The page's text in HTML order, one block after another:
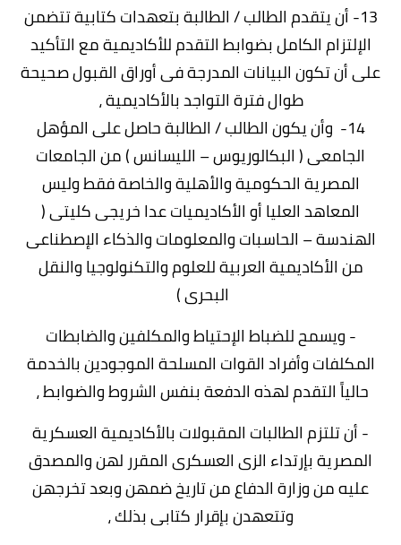
13- أن يتقدم الطالب / الطالبة بتعهدات كتابية تتضمن
الإلتزام الكامل بضوابط التقدم للأكاديمية مع التأكيد
على أن تكون البيانات المدرجة فى أوراق القبول صحيحة
طوال فترة التواجد بالأكاديمية ،
14- وأن يكون الطالب / الطالبة حاصل على المؤهل
الجامعى ( البكالوريوس – الليسانس ) من الجامعات
المصرية الحكومية والأهلية والخاصة فقط وليس
المعاهد العليا أو الأكاديميات عدا خريجى كليتى (
الهندسة – الحاسبات والمعلومات والذكاء الإصطناعى
من الأكاديمية العربية للعلوم والتكنولوجيا والنقل
البحرى )
- ويسمح للضباط الإحتياط والمكلفين والضابطات
المكلفات وأفراد القوات المسلحة الموجودين بالخدمة
حالياً التقدم لهذه الدفعة بنفس الشروط والضوابط ،
- أن تلتزم الطالبات المقبولات بالأكاديمية العسكرية
المصرية بإرتداء الزى العسكرى المقرر لهن والمصدق
عليه من وزارة الدفاع من تاريخ ضمهن وبعد تخرجهن
وتتعهدن بإقرار كتابى بذلك ،